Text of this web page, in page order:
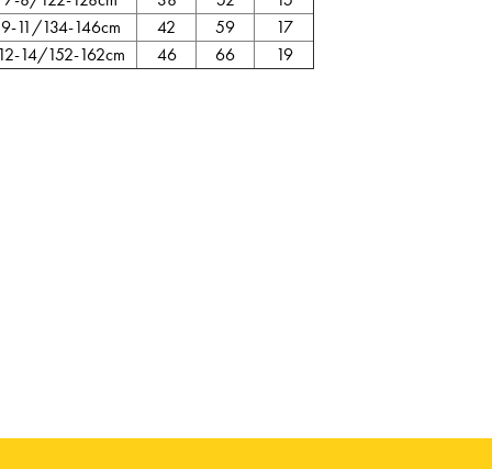
9-11/134-146cm
42 59
17
14/152-162cm
46 66 19